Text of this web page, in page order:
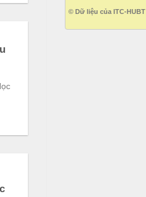
© Dữ liệu của ITC-HUBT